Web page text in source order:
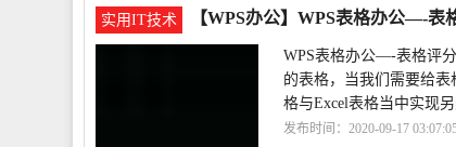
实用IT技术 【WPS办公】WPS表格办公—-表
WPS表格办公—-表格评
的表格，当我们需要给
格与Excel表格当中实现
发布时间：2020-09-17